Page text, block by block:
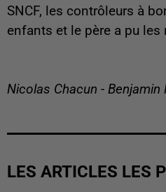
SNCF, les contrôleurs à
enfants et le père a pu les
Nicolas Chacun - Benjamin
LES ARTICLES LES